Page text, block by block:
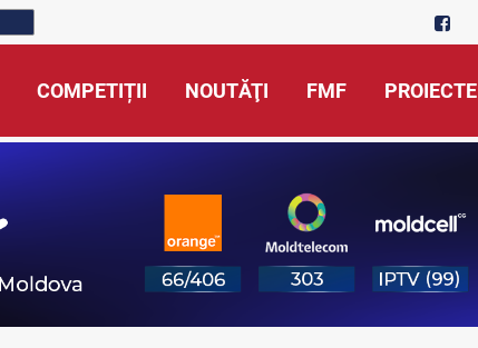
COMPETIȚII NOUTĂŢI FMF PROIECTE